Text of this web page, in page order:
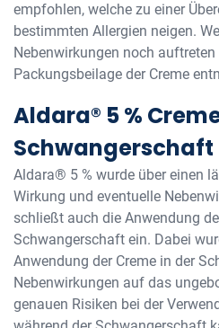
empfohlen, welche zu einer
bestimmten Allergien neigen.
Nebenwirkungen noch
Packungsbeilage der Creme
Aldara® 5 %
Schwangerschaft
Aldara® 5 % wurde über einen
Wirkung und eventuelle
schließt auch die Anwendung
Schwangerschaft ein. Dabei
Anwendung der Creme in der
Nebenwirkungen auf das
genauen Risiken bei der